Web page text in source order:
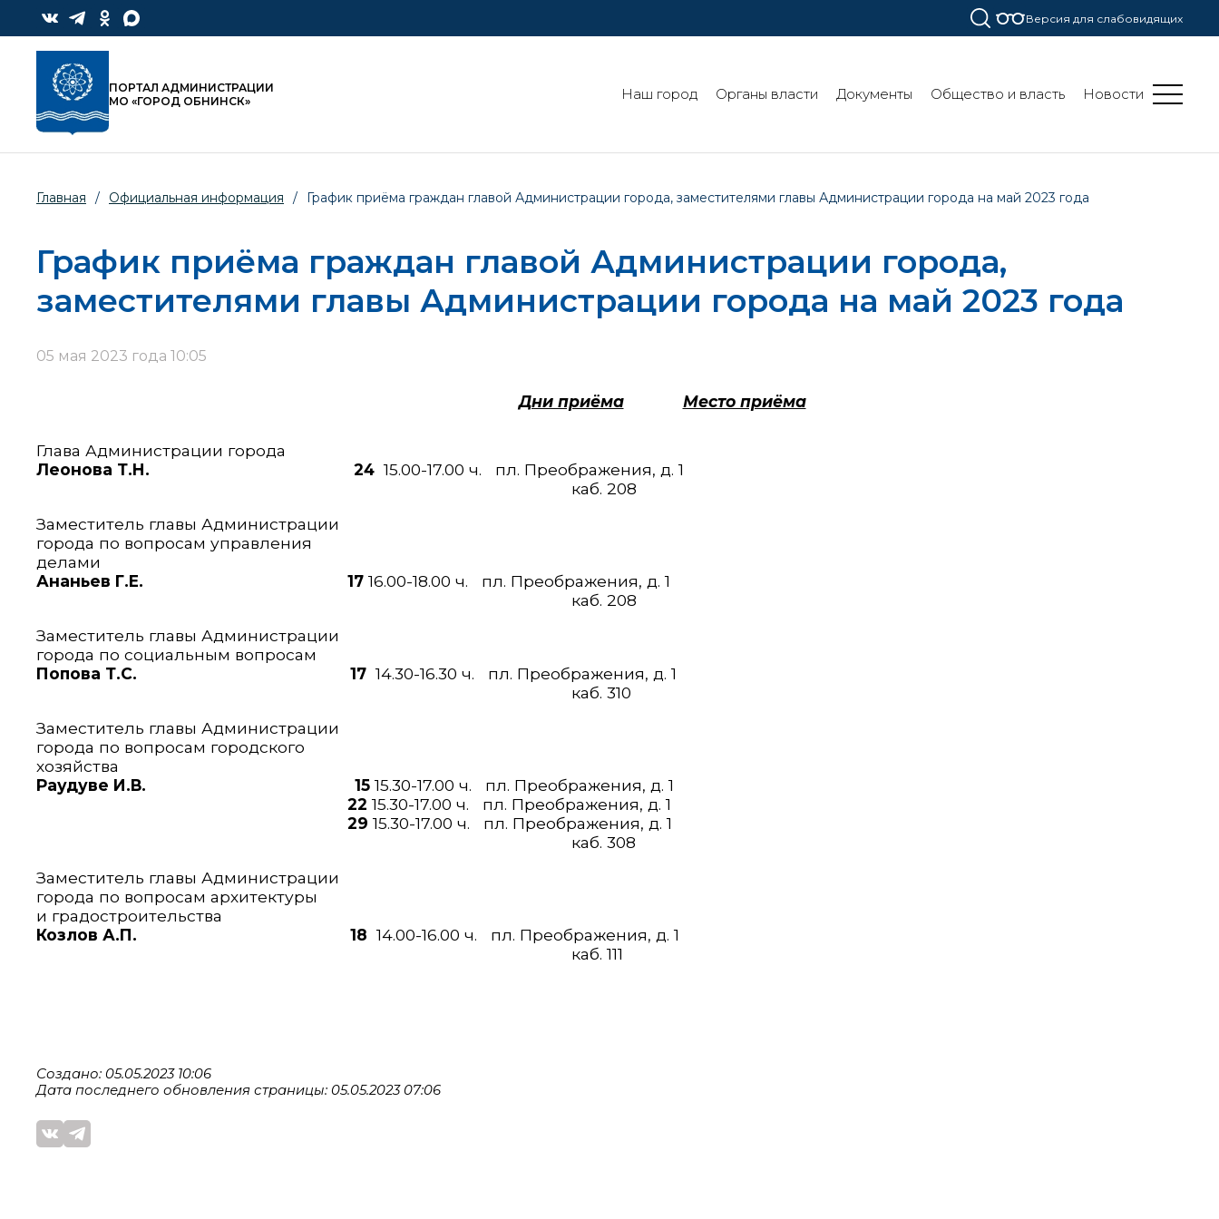
Версия для слабовидящих
ПОРТАЛ АДМИНИСТРАЦИИ
МО «ГОРОД ОБНИНСК»
Наш город Органы власти Документы Общество и власть Новости
Главная / Официальная информация / График приёма граждан главой Администрации города, заместителями главы Администрации города на май 2023 года
График приёма граждан главой Администрации города,
заместителями главы Администрации города на май 2023 года
05 мая 2023 года 10:05
Дни приёма Место приёма
Глава Администрации города
Леонова Т.Н. 24 15.00-17.00 ч. пл. Преображения, д. 1
каб. 208
Заместитель главы Администрации
города по вопросам управления
делами
Ананьев Г.Е. 17 16.00-18.00 ч. пл. Преображения, д. 1
каб. 208
Заместитель главы Администрации
города по социальным вопросам
Попова Т.С. 17 14.30-16.30 ч. пл. Преображения, д. 1
каб. 310
Заместитель главы Администрации
города по вопросам городского
хозяйства
Раудуве И.В.
15 15.30-17.00 ч. пл. Преображения, д. 1
22 15.30-17.00 ч. пл. Преображения, д. 1
29 15.30-17.00 ч. пл. Преображения, д. 1
каб. 308
Заместитель главы Администрации
города по вопросам архитектуры
и градостроительства
Козлов А.П. 18 14.00-16.00 ч. пл. Преображения, д. 1
каб. 111
Создано: 05.05.2023 10:06
Дата последнего обновления страницы: 05.05.2023 07:06